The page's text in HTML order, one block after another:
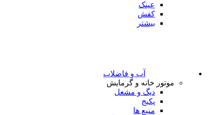
عینک
کفش
بیشتر
آب و فاضلاب
موتور خانه و گرمایش
دیگ و مشعل
پکیج
منبع ها